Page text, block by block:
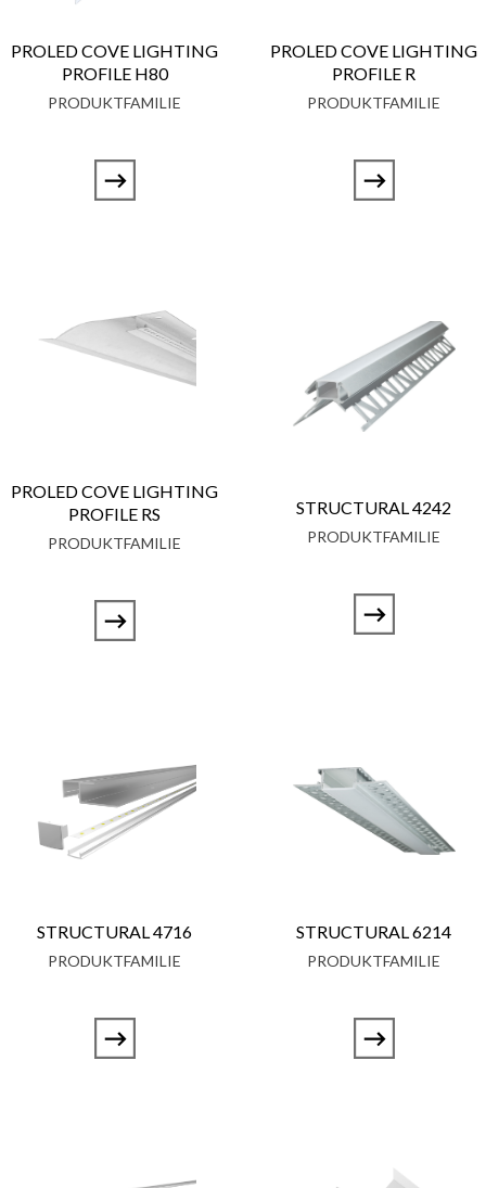
PROLED COVE LIGHTING
PROFILE H80
PRODUKTFAMILIE
PROLED COVE LIGHTING
PROFILE R
PRODUKTFAMILIE
PROLED COVE LIGHTING
PROFILE RS
PRODUKTFAMILIE
STRUCTURAL 4242
PRODUKTFAMILIE
STRUCTURAL 4716
PRODUKTFAMILIE
STRUCTURAL 6214
PRODUKTFAMILIE